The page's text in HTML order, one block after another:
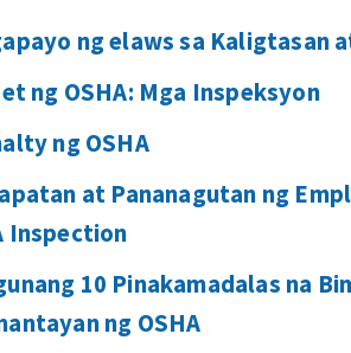
ng elaws sa Kaligtasan
ng OSHA: Mga Inspeksyon
ng OSHA
at Pananagutan ng
Inspection
10 Pinakamadalas na
ng OSHA